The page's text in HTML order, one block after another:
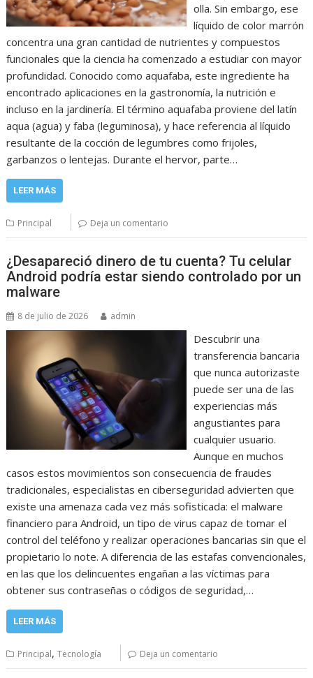
olla. Sin embargo, ese
líquido de color marrón
concentra una gran cantidad de nutrientes y compuestos
funcionales que la ciencia ha comenzado a estudiar con mayor
profundidad. Conocido como aquafaba, este ingrediente ha
encontrado aplicaciones en la gastronomía, la nutrición e
incluso en la jardinería. El término aquafaba proviene del latín
aqua (agua) y faba (leguminosa), y hace referencia al líquido
resultante de la cocción de legumbres como frijoles,
garbanzos o lentejas. Durante el hervor, parte…
LEER MÁS
Principal Deja un comentario
¿Desapareció dinero de tu cuenta? Tu celular
Android podría estar siendo controlado por un
malware
8 de julio de 2026 admin
Descubrir una
transferencia bancaria
que nunca autorizaste
puede ser una de las
experiencias más
angustiantes para
cualquier usuario.
Aunque en muchos
casos estos movimientos son consecuencia de fraudes
tradicionales, especialistas en ciberseguridad advierten que
existe una amenaza cada vez más sofisticada: el malware
financiero para Android, un tipo de virus capaz de tomar el
control del teléfono y realizar operaciones bancarias sin que el
propietario lo note. A diferencia de las estafas convencionales,
en las que los delincuentes engañan a las víctimas para
obtener sus contraseñas o códigos de seguridad,…
LEER MÁS
Principal,Tecnología Deja un comentario